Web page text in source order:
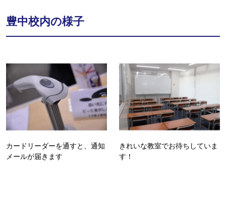
豊中校内の様子
カードリーダーを通すと、通知
メールが届きます
きれいな教室でお待ちしていま
す！